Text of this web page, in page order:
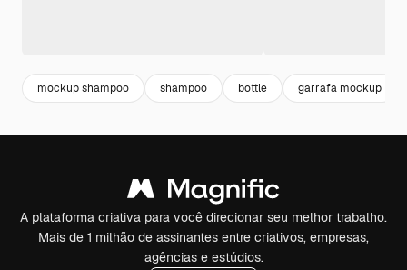
mockup shampoo shampoo bottle garrafa mockup
A plataforma criativa para você direcionar seu melhor trabalho.
Mais de 1 milhão de assinantes entre criativos, empresas,
agências e estúdios.